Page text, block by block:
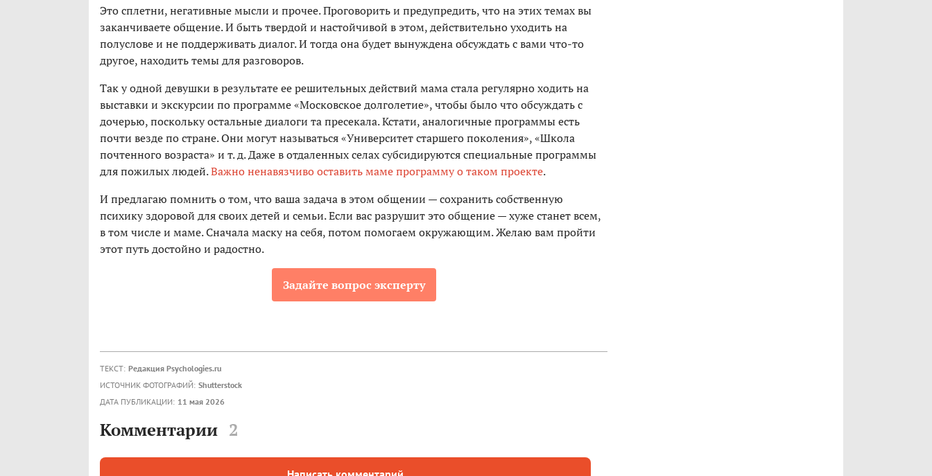
Это сплетни, негативные мысли и прочее. Проговорить и предупредить, что на этих темах вы
заканчиваете общение. И быть твердой и настойчивой в этом, действительно уходить на
полуслове и не поддерживать диалог. И тогда она будет вынуждена обсуждать с вами что-то
другое, находить темы для разговоров.
Так у одной девушки в результате ее решительных действий мама стала регулярно ходить на
выставки и экскурсии по программе «Московское долголетие», чтобы было что обсуждать с
дочерью, поскольку остальные диалоги та пресекала. Кстати, аналогичные программы есть
почти везде по стране. Они могут называться «Университет старшего поколения», «Школа
почтенного возраста» и т. д. Даже в отдаленных селах субсидируются специальные программы
для пожилых людей.Важно ненавязчиво оставить маме программу о таком проекте.
И предлагаю помнить о том, что ваша задача в этом общении — сохранить собственную
психику здоровой для своих детей и семьи. Если вас разрушит это общение — хуже станет всем,
в том числе и маме. Сначала маску на себя, потом помогаем окружающим. Желаю вам пройти
этот путь достойно и радостно.
Задайте вопрос эксперту
ТЕКСТ: Редакция Psychologies.ru
ИСТОЧНИК ФОТОГРАФИЙ: Shutterstock
ДАТА ПУБЛИКАЦИИ: 11 мая 2026
Комментарии 2